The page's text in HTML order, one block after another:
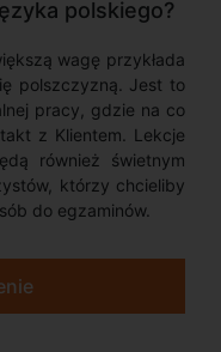
polskiego?
wagę przykłada
polszczyzną. Jest to
pracy, gdzie na co
z Klientem. Lekcje
również świetnym
którzy chcieliby
do egzaminów.